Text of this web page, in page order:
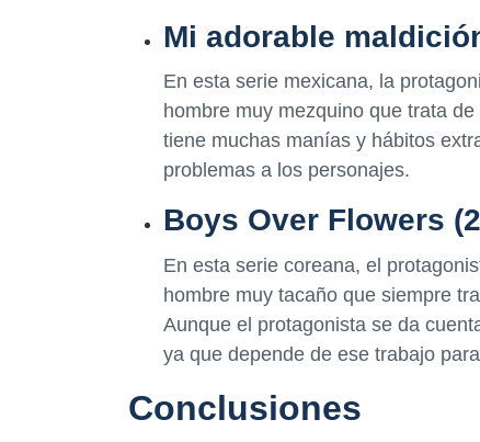
Mi adorable
En esta serie mexicana, la
hombre muy mezquino que trata
tiene muchas manías y hábitos
problemas a los personajes.
Boys Over Flowers
En esta serie coreana, el
hombre muy tacaño que siempre
Aunque el protagonista se da
ya que depende de ese trabajo
Conclusiones